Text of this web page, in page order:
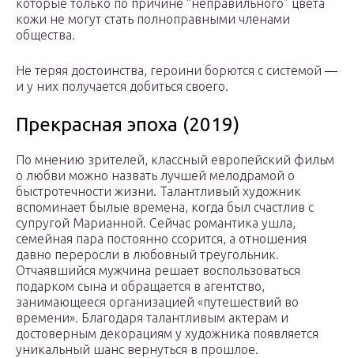
которые только по причине “неправильного” цвета
кожи не могут стать полноправными членами
общества.
Не теряя достоинства, героини борются с системой —
и у них получается добиться своего.
Прекрасная эпоха (2019)
По мнению зрителей, классный европейский фильм
о любви можно назвать лучшей мелодрамой о
быстротечности жизни. Талантливый художник
вспоминает былые времена, когда был счастлив с
супругой Марианной. Сейчас романтика ушла,
семейная пара постоянно ссорится, а отношения
давно переросли в любовный треугольник.
Отчаявшийся мужчина решает воспользоваться
подарком сына и обращается в агентство,
занимающееся организацией «путешествий во
времени». Благодаря талантливым актерам и
достоверным декорациям у художника появляется
уникальный шанс вернуться в прошлое.